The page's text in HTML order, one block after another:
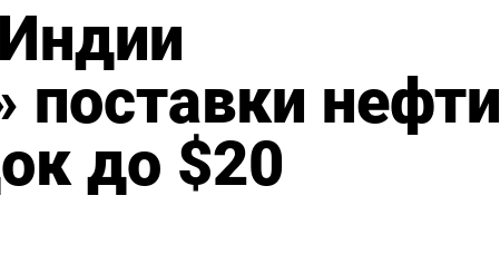
поставки нефти
до $20